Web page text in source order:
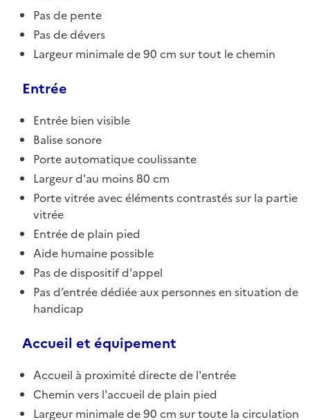
Pas de pente
Pas de dévers
Largeur minimale de 90 cm sur tout le chemin
Entrée
Entrée bien visible
Balise sonore
Porte automatique coulissante
Largeur d'au moins 80 cm
Porte vitrée avec éléments contrastés sur la partie
vitrée
Entrée de plain pied
Aide humaine possible
Pas de dispositif d'appel
Pas d’entrée dédiée aux personnes en situation de
handicap
Accueil et équipement
Accueil à proximité directe de l'entrée
Chemin vers l'accueil de plain pied
Largeur minimale de 90 cm sur toute la circulation